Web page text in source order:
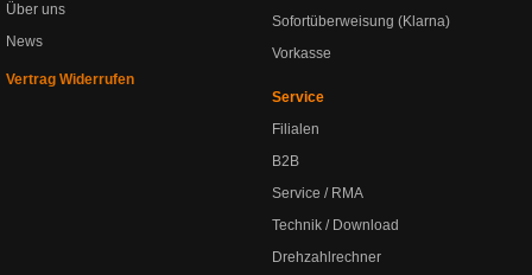
Über uns
News
Vertrag Widerrufen
Sofortüberweisung (Klarna)
Vorkasse
Service
Filialen
B2B
Service / RMA
Technik / Download
Drehzahlrechner